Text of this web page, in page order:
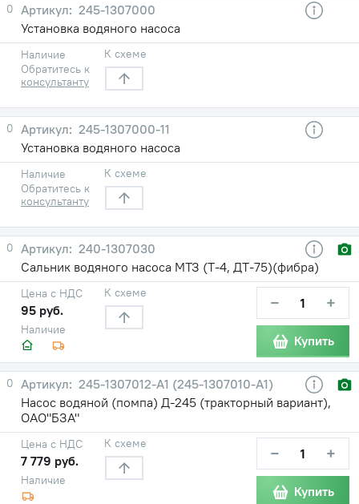
0
245-1307000
Установка водяного насоса
Наличие
Обратитесь к
консультанту
К схеме
0
245-1307000-11
Установка водяного насоса
Наличие
Обратитесь к
консультанту
К схеме
0
240-1307030
Сальник водяного насоса МТЗ (Т-4, ДТ-75)(фибра)
Наличие
Цена с НДС
95 руб.
К схеме − +
Купить
0
245-1307012-А1 (245-1307010-А1)
Насос водяной (помпа) Д-245 (тракторный вариант),
ОАО"БЗА"
Наличие
Цена с НДС
7 779 руб.
К схеме − +
Купить